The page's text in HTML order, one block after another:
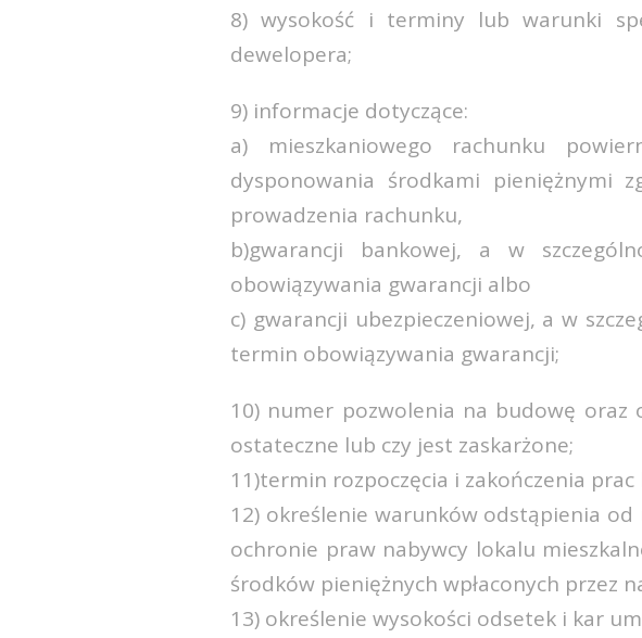
8) wysokość i terminy lub warunki
dewelopera;
9) informacje dotyczące:
a) mieszkaniowego rachunku
dysponowania środkami pieniężnymi
prowadzenia rachunku,
b)gwarancji bankowej, a w
obowiązywania gwarancji albo
c) gwarancji ubezpieczeniowej, a w
termin obowiązywania gwarancji;
10) numer pozwolenia na budowę oraz
ostateczne lub czy jest zaskarżone;
11)termin rozpoczęcia i zakończenia
12) określenie warunków odstąpienia
ochronie praw nabywcy lokalu
środków pieniężnych wpłaconych przez
13) określenie wysokości odsetek i kar